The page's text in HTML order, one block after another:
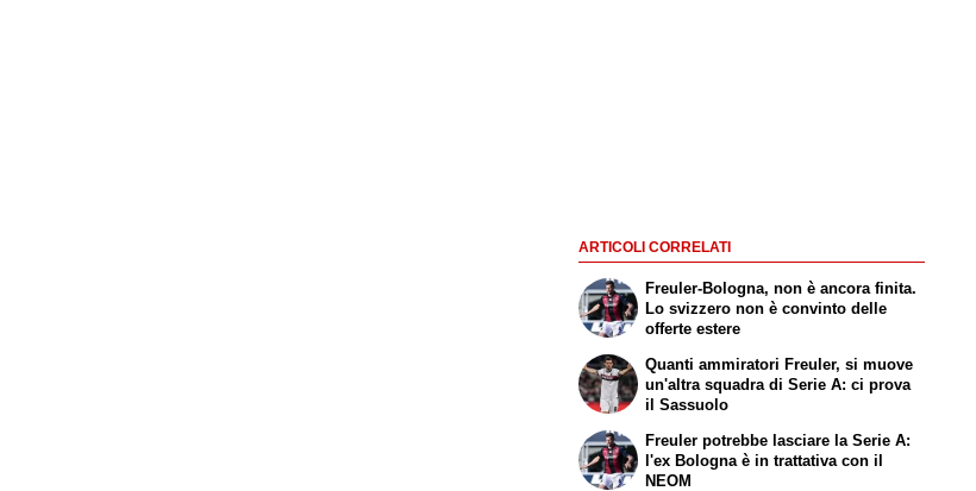
ARTICOLI CORRELATI
Freuler-Bologna, non è ancora finita.
Lo svizzero non è convinto delle
offerte estere
Quanti ammiratori Freuler, si muove
un'altra squadra di Serie A: ci prova
il Sassuolo
Freuler potrebbe lasciare la Serie A:
l'ex Bologna è in trattativa con il
NEOM